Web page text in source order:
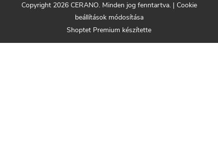
Shoptet Premium készítette
Copyright 2026 CERANO. Minden jog fenntartva. | Cookie
beállítások módosítása